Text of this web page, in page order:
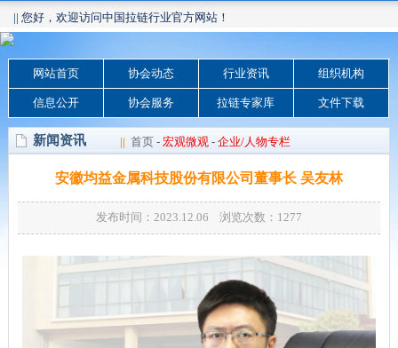
|| 您好，欢迎访问中国拉链行业官方网站！
网站首页 协会动态 行业资讯 组织机构
信息公开 协会服务 拉链专家库 文件下载
新闻资讯 || 首页- 宏观微观- 企业/人物专栏
安徽均益金属科技股份有限公司董事长 吴友林
发布时间：2023.12.06 浏览次数： 1277